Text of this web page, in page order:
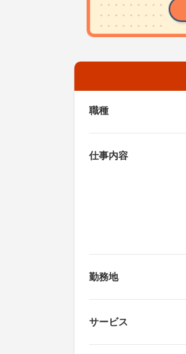
職種
仕事内容
勤務地
サービス